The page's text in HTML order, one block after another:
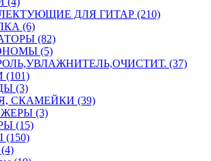
ДЛЯ ГИТАР (210)
(6)
(82)
(5)
(37)
(3)
СКАМЕЙКИ (39)
(3)
(15)